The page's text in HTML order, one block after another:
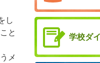
し
と
メ
学校ダ